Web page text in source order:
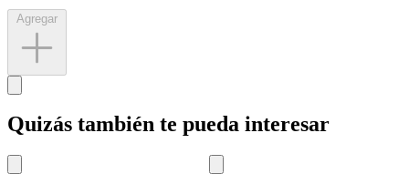
Quizás también te pueda interesar